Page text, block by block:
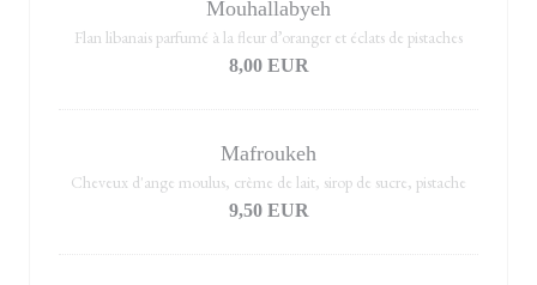
Mouhallabyeh
Flan libanais parfumé à la fleur d’oranger et éclats de pistaches
8,00 EUR
Mafroukeh
Cheveux d'ange moulus, crème de lait, sirop de sucre, pistache
9,50 EUR